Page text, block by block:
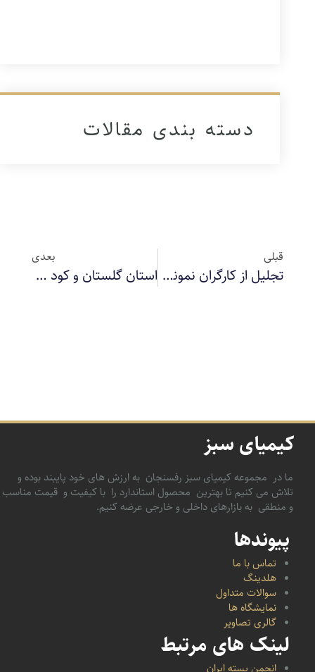
دسته بندی مقالات
قبلی
تجلیل از کارگران نمونه کارخانه کیمیای سبز رفسنجان
بعدی
استان گلستان و کود سولفات آمونیوم کیمیای سبز رفسنجان
کیمیای سبز
ما در مجموعه کیمیای سبز رفسنجان به ارزش های خود پایبند بوده و
تلاش می کنیم تا بهترین محصول استاندارد را با کیفیت و قیمت مناسب
و منطقی به بازارهای داخلی و خارجی عرضه کنیم.
پیوندها
تماس با ما
هلدینگ
سوالات متداول
نمایشگاه ها
گالری تصاویر
لینک های مرتبط
انجمن پسته ایران